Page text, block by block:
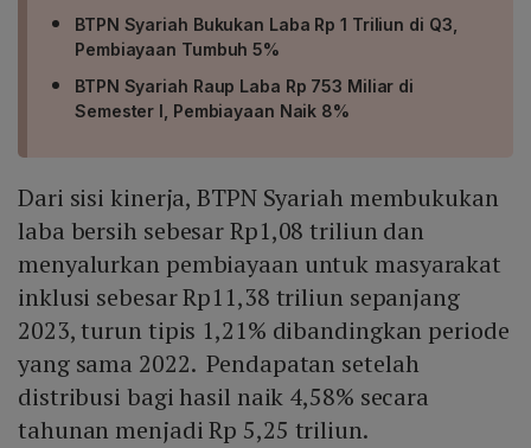
BTPN Syariah Bukukan Laba Rp 1 Triliun di Q3,
Pembiayaan Tumbuh 5%
BTPN Syariah Raup Laba Rp 753 Miliar di
Semester I, Pembiayaan Naik 8%
Dari sisi kinerja, BTPN Syariah membukukan
laba bersih sebesar Rp1,08 triliun dan
menyalurkan pembiayaan untuk masyarakat
inklusi sebesar Rp11,38 triliun sepanjang
2023, turun tipis 1,21% dibandingkan periode
yang sama 2022. Pendapatan setelah
distribusi bagi hasil naik 4,58% secara
tahunan menjadi Rp 5,25 triliun.